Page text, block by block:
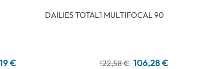
€
DAILIES TOTAL1 MULTIFOCAL 90
122,58 € 106,28 €